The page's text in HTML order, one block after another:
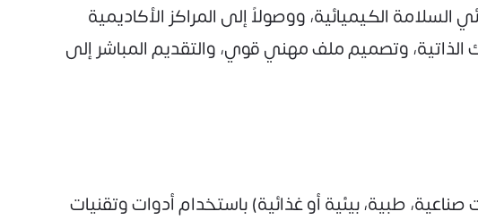
الكيميائية، ووصولاً إلى المراكز الأكاديمية
وتصميم ملف مهني قوي، والتقديم المباشر إلى
طبية، بيئية أو غذائية) باستخدام أدوات وتقنيات